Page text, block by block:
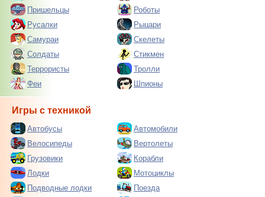
Пришельцы
Роботы
Русалки
Рыцари
Самураи
Скелеты
Солдаты
Стикмен
Террористы
Тролли
Феи
Шпионы
Игры с техникой
Автобусы
Автомобили
Велосипеды
Вертолеты
Грузовики
Корабли
Лодки
Мотоциклы
Подводные лодки
Поезда